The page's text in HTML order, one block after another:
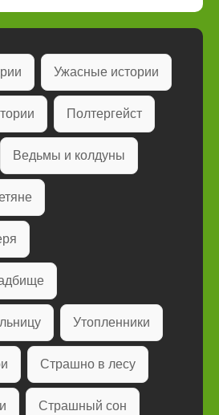
Ужасные истории
Полтергейст
Ведьмы и колдуны
Утопленники
Страшно в лесу
Страшный сон